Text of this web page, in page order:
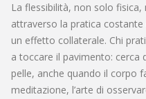
La flessibilità, non solo fisica,
attraverso la pratica costante
un effetto collaterale. Chi
a toccare il pavimento: cerca
pelle, anche quando il corpo
meditazione, l’arte di